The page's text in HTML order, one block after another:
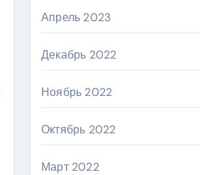
Апрель 2023
Декабрь 2022
Ноябрь 2022
Октябрь 2022
Март 2022